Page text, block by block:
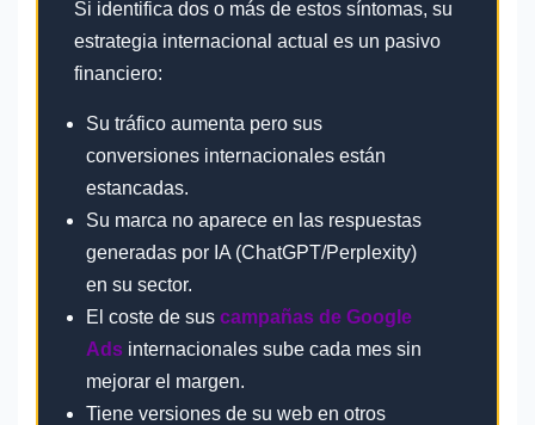
Si identifica dos o más de estos síntomas, su
estrategia internacional actual es un pasivo
financiero:
Su tráfico aumenta pero sus
conversiones internacionales están
estancadas.
Su marca no aparece en las respuestas
generadas por IA (ChatGPT/Perplexity)
en su sector.
El coste de sus campañas de Google
Ads internacionales sube cada mes sin
mejorar el margen.
Tiene versiones de su web en otros